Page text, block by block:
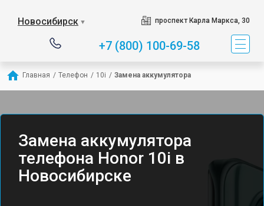
Новосибирск ▼ проспект Карла Маркса, 30
+7 (800) 100-69-58
Главная / Телефон / 10i / Замена аккумулятора
Замена аккумулятора
телефона Honor 10i в
Новосибирске